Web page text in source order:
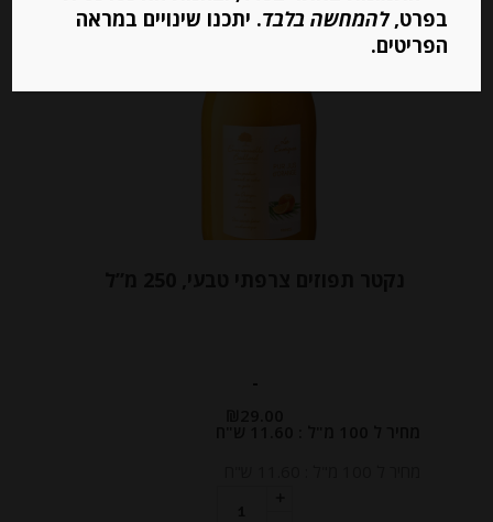
Out of
-
בפרט,להמחשה בלבד. יתכנו שינויים במראה
הפריטים.